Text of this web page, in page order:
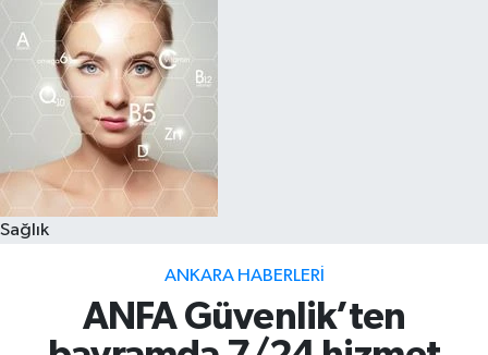
Sağlık
ANKARA HABERLERI
ANFA Güvenlik’ten